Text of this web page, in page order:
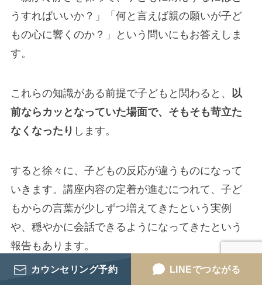
カウンセリング予約 LINEでつながる
うすればいいか？」「何と言えば親の願いが子ど
もの心に響くのか？」という問いにもお答えしま
す。
これらの知識がある前提で子どもと関わると、
以
前ならカッとなっていた場面で、そもそも苛立た
なくなったり します。
すると徐々に、子どもの反応が違うものになって
いきます。講座内容の定着が進むにつれて、子ど
もからの言葉が少しずつ増えてきたという実例
や、穏やかに会話できるようになってきたという
報告もあります。